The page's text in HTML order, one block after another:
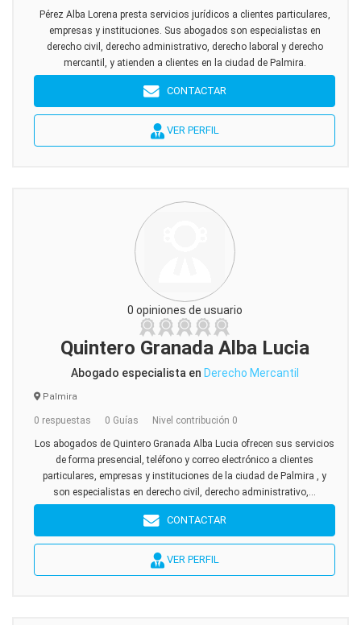
Pérez Alba Lorena presta servicios jurídicos a clientes particulares,
empresas y instituciones. Sus abogados son especialistas en
derecho civil, derecho administrativo, derecho laboral y derecho
mercantil, y atienden a clientes en la ciudad de Palmira.
CONTACTAR
VER PERFIL
0 opiniones de usuario
Quintero Granada Alba Lucia
Abogado especialista en Derecho Mercantil
Palmira
0 respuestas 0 Guías Nivel contribución 0
Los abogados de Quintero Granada Alba Lucia ofrecen sus servicios
de forma presencial, teléfono y correo electrónico a clientes
particulares, empresas y instituciones de la ciudad de Palmira , y
son especialistas en derecho civil, derecho administrativo,...
CONTACTAR
VER PERFIL